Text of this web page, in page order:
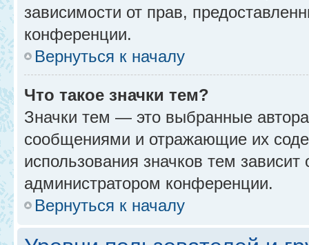
зависимости от прав,
конференции.
Вернуться к началу
Что такое значки тем?
Значки тем — это выбранные
сообщениями и отражающие их
использования значков тем
администратором конференции.
Вернуться к началу